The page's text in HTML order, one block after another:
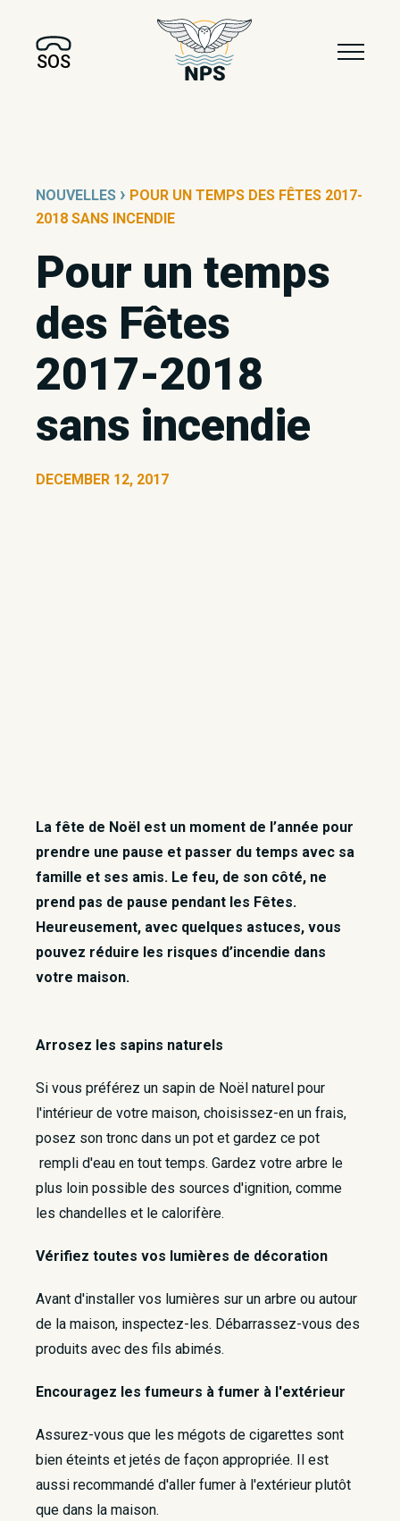
SOS
NOUVELLES › POUR UN TEMPS DES FÊTES 2017-
2018 SANS INCENDIE
Pour un temps
des Fêtes
2017-2018
sans incendie
DECEMBER 12, 2017
La fête de Noël est un moment de l’année pour
prendre une pause et passer du temps avec sa
famille et ses amis. Le feu, de son côté, ne
prend pas de pause pendant les Fêtes.
Heureusement, avec quelques astuces, vous
pouvez réduire les risques d’incendie dans
votre maison.
Arrosez les sapins naturels
Si vous préférez un sapin de Noël naturel pour
l'intérieur de votre maison, choisissez-en un frais,
posez son tronc dans un pot et gardez ce pot
rempli d'eau en tout temps. Gardez votre arbre le
plus loin possible des sources d'ignition, comme
les chandelles et le calorifère.
Vérifiez toutes vos lumières de décoration
Avant d'installer vos lumières sur un arbre ou autour
de la maison, inspectez-les. Débarrassez-vous des
produits avec des fils abimés.
Encouragez les fumeurs à fumer à l'extérieur
Assurez-vous que les mégots de cigarettes sont
bien éteints et jetés de façon appropriée. Il est
aussi recommandé d'aller fumer à l'extérieur plutôt
que dans la maison.